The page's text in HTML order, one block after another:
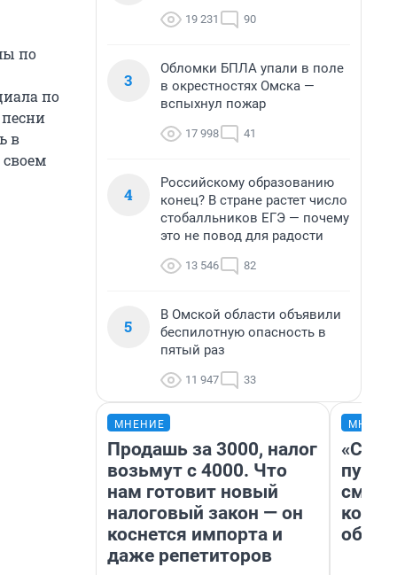
по
по
в
19 231 90
3
Обломки БПЛА упали в поле
в окрестностях Омска —
вспыхнул пожар
17 998 41
4
Российскому образованию
конец? В стране растет число
стобалльников ЕГЭ — почему
это не повод для радости
13 546 82
5
В Омской области объявили
беспилотную опасность в
пятый раз
11 947 33
МНЕНИЕ
Продашь за 3000, налог
возьмут с 4000. Что
нам готовит новый
налоговый закон — он
коснется импорта и
даже репетиторов